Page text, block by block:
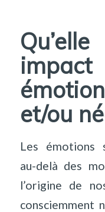
et/ou
Les émotions
au-delà des
l’origine de
consciemment